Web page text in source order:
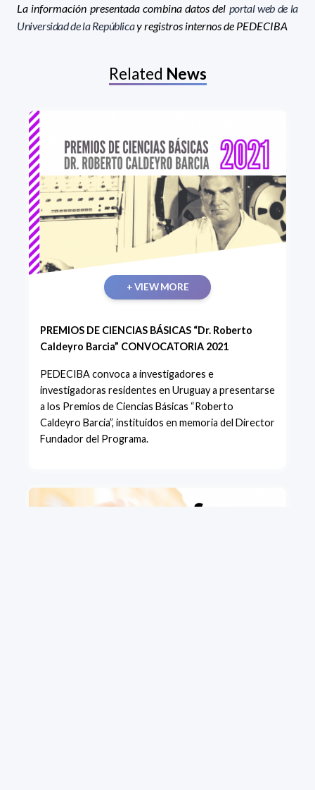
La información presentada combina datos del portal web de la
Universidad de la Repúblicay registros internos de PEDECIBA
Related News
+ VIEW MORE
PREMIOS DE CIENCIAS BÁSICAS “Dr. Roberto
Caldeyro Barcia” CONVOCATORIA 2021
PEDECIBA convoca a investigadores e
investigadoras residentes en Uruguay a presentarse
a los Premios de Ciencias Básicas “Roberto
Caldeyro Barcia”, instituidos en memoria del Director
Fundador del Programa.